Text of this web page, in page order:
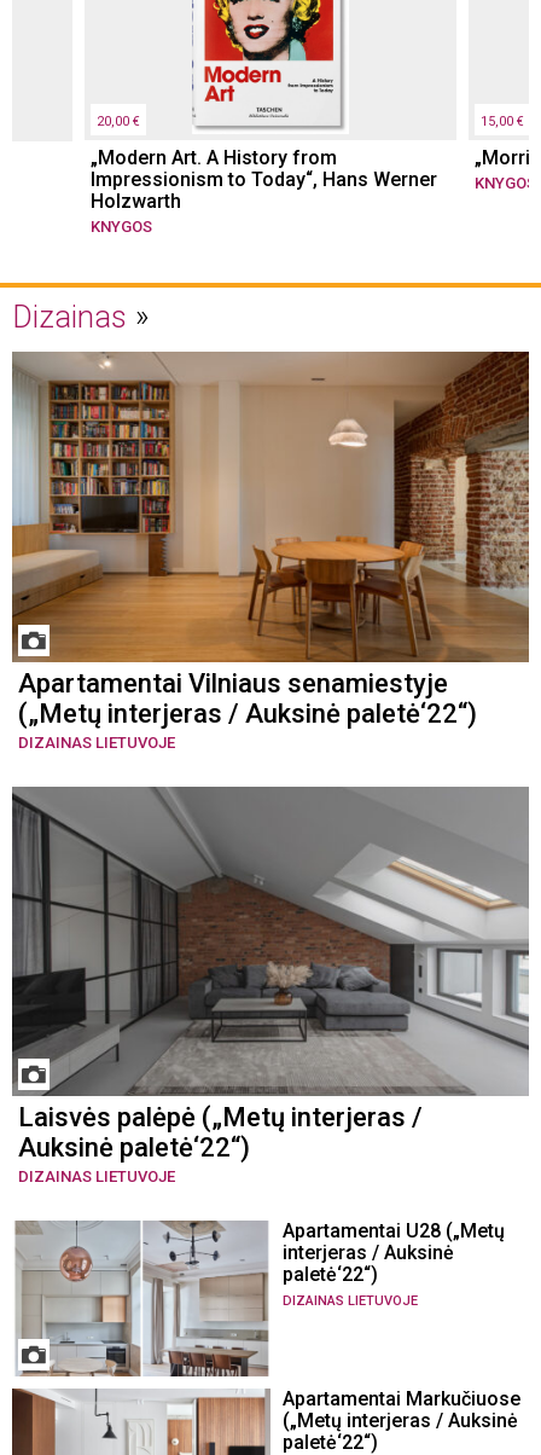
20,00 €
„Modern Art. A History from
Impressionism to Today“, Hans Werner
Holzwarth
KNYGOS
15,00 €
KNYGOS
Dizainas
Apartamentai Vilniaus senamiestyje
(„Metų interjeras / Auksinė paletė‘22“)
DIZAINAS LIETUVOJE
Laisvės palėpė („Metų interjeras /
Auksinė paletė‘22“)
DIZAINAS LIETUVOJE
Apartamentai U28 („Metų
interjeras / Auksinė
paletė‘22“)
DIZAINAS LIETUVOJE
Apartamentai Markučiuose
(„Metų interjeras / Auksinė
paletė‘22“)